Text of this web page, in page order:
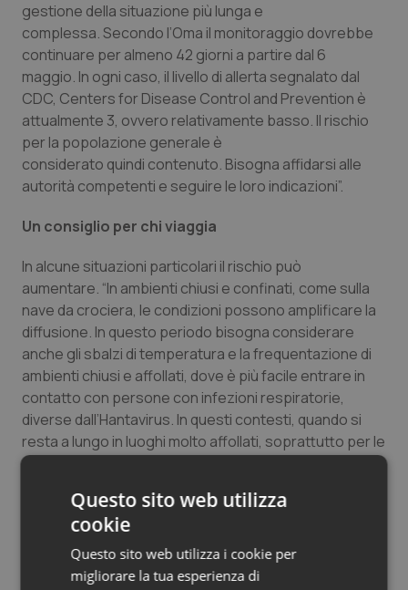
Quotidiano Chirurgia
Quotidiano Oncologia
Quotidiano Pediatria
Rene & patologie urogenitali
Salute orale & impianti
Tiroide
Tumore al seno
Tumore ovarico
Tumori del Polmone & Testa Collo
Tumori gastrointestinali
Ulcera & Reflusso
Vaccini
gestione della situazione più lunga e
complessa. Secondo l’Oma il monitoraggio dovrebbe
continuare per almeno 42 giorni a partire dal 6
maggio. In ogni caso, il livello di allerta segnalato dal
CDC, Centers for Disease Control and Prevention è
attualmente 3, ovvero relativamente basso. Il rischio
per la popolazione generale è
considerato quindi contenuto. Bisogna affidarsi alle
autorità competenti e seguire le loro indicazioni”.
Un consiglio per chi viaggia
In alcune situazioni particolari il rischio può
aumentare. “In ambienti chiusi e confinati, come sulla
nave da crociera, le condizioni possono amplificare la
diffusione. In questo periodo bisogna considerare
anche gli sbalzi di temperatura e la frequentazione di
ambienti chiusi e affollati, dove è più facile entrare in
contatto con persone con infezioni respiratorie,
diverse dall’Hantavirus. In questi contesti, quando si
resta a lungo in luoghi molto affollati, soprattutto per le
persone fragili, è consigliato l’uso della mascherina
precauzioni valgono durante i viaggi in aereo o nelle
aree di attesa di stazioni e aeroporti, dove si entra in
contatto con persone provenienti da diverse parti
del mondo e dove può esserci esposizione anche a
Questo sito web utilizza
cookie
Questo sito web utilizza i cookie per
migliorare la tua esperienza di